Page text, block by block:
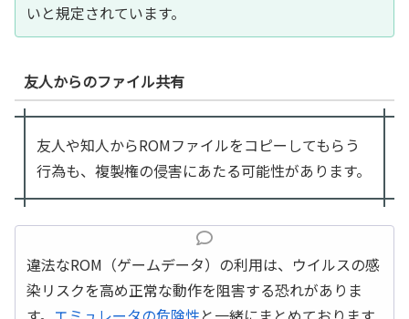
いと規定されています。
友人からのファイル共有
友人や知人からROMファイルをコピーしてもらう
行為も、複製権の侵害にあたる可能性があります。
違法なROM（ゲームデータ）の利用は、ウイルスの感
染リスクを高め正常な動作を阻害する恐れがありま